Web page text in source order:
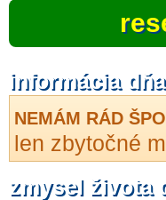
informácia
NEMÁM RÁD
len zbytočné
zmysel života